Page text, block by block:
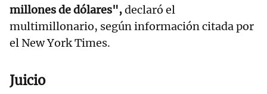
millones de dólares",declaró el
multimillonario, según información citada por
el New York Times.
Juicio